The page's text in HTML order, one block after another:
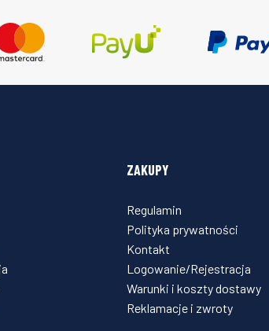
ZAKUPY
Regulamin
Polityka prywatności
Kontakt
Logowanie/Rejestracja
Warunki i koszty dostawy
Reklamacje i zwroty